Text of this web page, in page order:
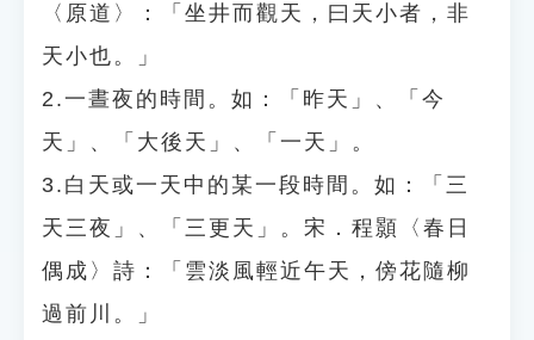
〈原道〉：「坐井而觀天，曰天小者，非
天小也。」
2.一晝夜的時間。如：「昨天」、「今
天」、「大後天」、「一天」。
3.白天或一天中的某一段時間。如：「三
天三夜」、「三更天」。宋．程顥〈春日
偶成〉詩：「雲淡風輕近午天，傍花隨柳
過前川。」